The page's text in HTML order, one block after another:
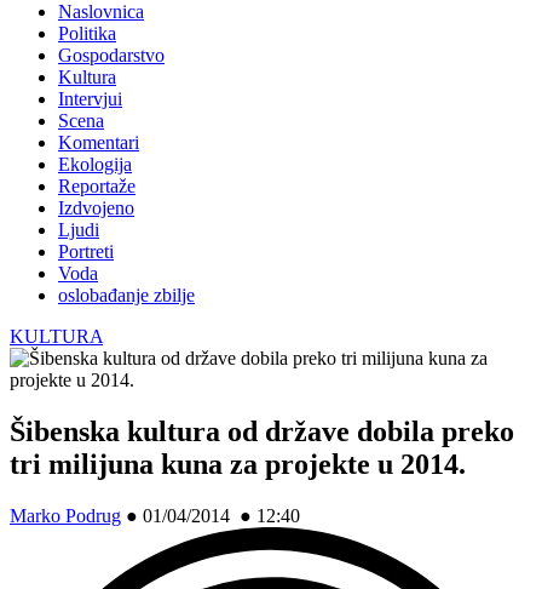
Naslovnica
Politika
Gospodarstvo
Kultura
Intervjui
Scena
Komentari
Ekologija
Reportaže
Izdvojeno
Ljudi
Portreti
Voda
oslobađanje zbilje
KULTURA
Šibenska kultura od države dobila preko
tri milijuna kuna za projekte u 2014.
Marko Podrug ● 01/04/2014 ● 12:40